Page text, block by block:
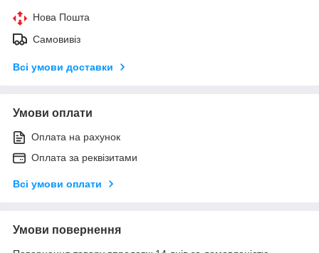
Нова Пошта
Самовивіз
Всі умови доставки
Умови оплати
Оплата на рахунок
Оплата за реквізитами
Всі умови оплати
Умови повернення